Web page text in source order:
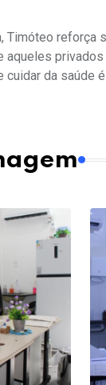
Timóteo reforça
cuidar da saúde